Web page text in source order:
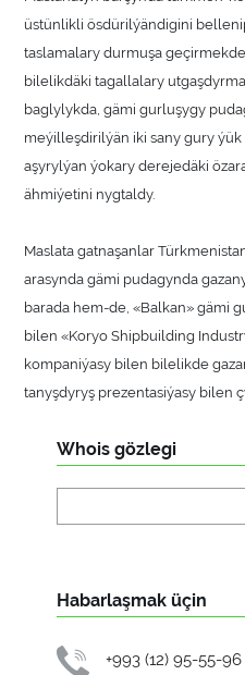
üstünlikli ösdürilýändigini
taslamalary durmuşa
bilelikdäki tagallalary
baglylykda, gämi gurluşygy
meýilleşdirilýän iki sany gury
aşyrylýan ýokary derejedäki
ähmiýetini nygtaldy.
Maslata gatnaşanlar
arasynda gämi pudagynda
barada hem-de, «Balkan» gämi
bilen «Koryo Shipbuilding
kompaniýasy bilen bilelikde
tanyşdyryş prezentasiýasy bilen
Whois gözlegi
Habarlaşmak üçin
+993 (12) 95-55-96